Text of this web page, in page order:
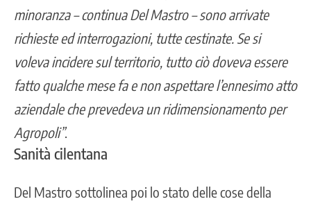
minoranza – continua Del Mastro – sono arrivate
richieste ed interrogazioni, tutte cestinate. Se si
voleva incidere sul territorio, tutto ciò doveva essere
fatto qualche mese fa e non aspettare l’ennesimo atto
aziendale che prevedeva un ridimensionamento per
Agropoli”.
Sanità cilentana
Del Mastro sottolinea poi lo stato delle cose della